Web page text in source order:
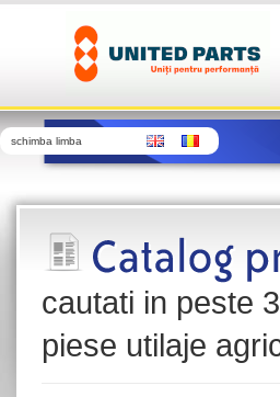
schimba limba
cautati in peste
piese utilaje